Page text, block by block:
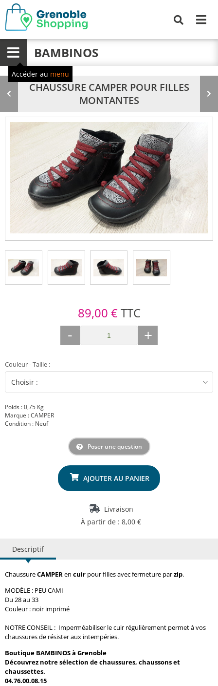
Menu BAMBINOS
Accéder au menu
Produit
CHAUSSURE CAMPER POUR FILLES
MONTANTES
89,00 €TTC
- +
Couleur - Taille :
Poids : 0,75 Kg
Marque : CAMPER
Condition : Neuf
Poser une question
Livraison
À partir de : 8,00 €
Descriptif
ChaussureCAMPERen cuir pour filles avec fermeture parzip.
MODÈLE : PEU CAMI
Du 28 au 33
Couleur : noir imprimé
NOTRE CONSEIL : Imperméabiliser le cuir régulièrement permet à vos
chaussures de résister aux intempéries.
Boutique BAMBINOS à Grenoble
Découvrez notre sélection de chaussures, chaussons et
chaussettes.
04.76.00.08.15